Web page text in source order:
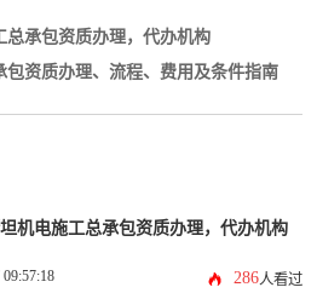
总承包资质办理，代办机构
包资质办理、流程、费用及条件指南
机电施工总承包资质办理，代办机构
286人看过